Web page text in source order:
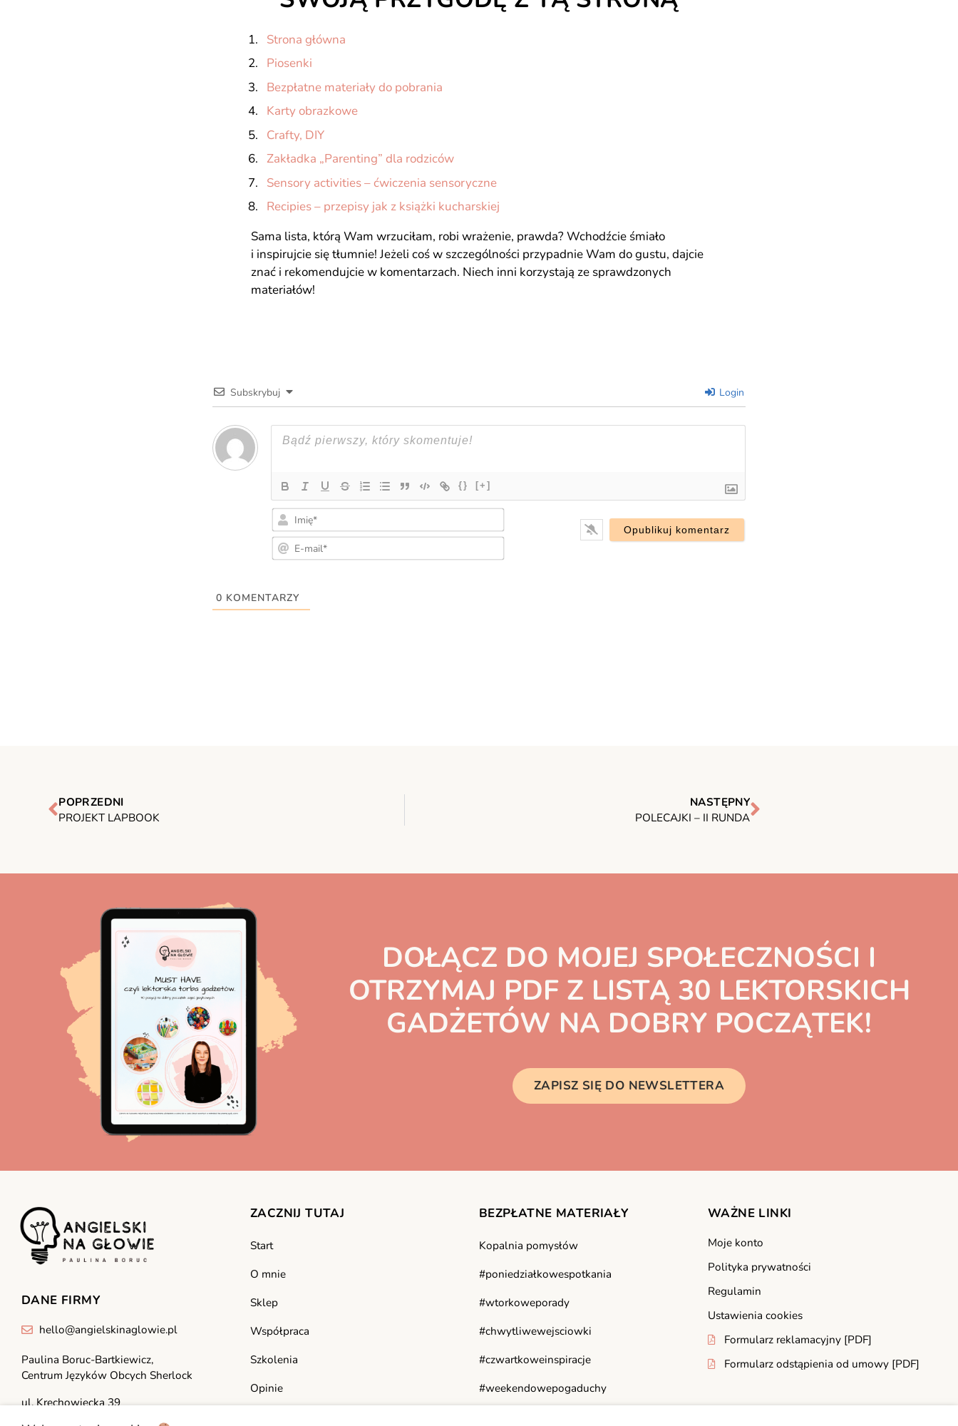
Strona główna
Piosenki
Bezpłatne materiały do pobrania
Karty obrazkowe
Crafty, DIY
Zakładka „Parenting” dla rodziców
Sensory activities – ćwiczenia sensoryczne
Recipies – przepisy jak z książki kucharskiej
Sama lista, którą Wam wrzuciłam, robi wrażenie, prawda? Wchodźcie śmiało
i inspirujcie się tłumnie! Jeżeli coś w szczególności przypadnie Wam do gustu, dajcie
znać i rekomendujcie w komentarzach. Niech inni korzystają ze sprawdzonych
materiałów!
Subskrybuj Login
{} [+]
mail*
0 KOMENTARZY
POPRZEDNI
PROJEKT LAPBOOK
NASTĘPNY
POLECAJKI – II RUNDA
DOŁĄCZ DO MOJEJ SPOŁECZNOŚCI I
OTRZYMAJ PDF Z LISTĄ 30 LEKTORSKICH
GADŻETÓW NA DOBRY POCZĄTEK!
ZAPISZ SIĘ DO NEWSLETTERA
DANE FIRMY
hello@angielskinaglowie.pl
Paulina Boruc-Bartkiewicz,
Centrum Języków Obcych Sherlock
ul. Krechowiecka 39
ZACZNIJ TUTAJ
Start
O mnie
Sklep
Współpraca
Szkolenia
Opinie
BEZPŁATNE MATERIAŁY
Kopalnia pomysłów
#poniedziałkowespotkania
#wtorkoweporady
#chwytliwewejsciowki
#czwartkoweinspiracje
#weekendowepogaduchy
WAŻNE LINKI
Moje konto
Polityka prywatności
Regulamin
Ustawienia cookies
Formularz reklamacyjny [PDF]
Formularz odstąpienia od umowy [PDF]